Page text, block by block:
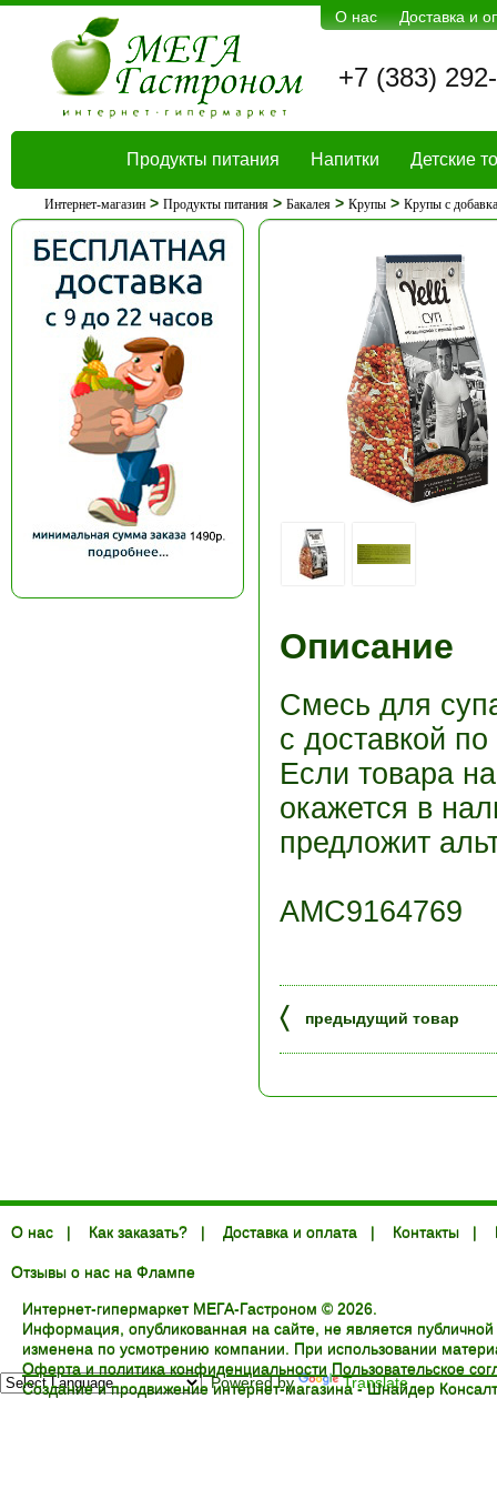
О нас Доставка и
+7 (383)
Продукты питания Напитки Детские
Интернет-магазин> Продукты питания> Бакалея> Крупы> Крупы с
Описание
Смесь для
с доставкой
Если товара
окажется в
предложит
АМС9164769
〈 предыдущий товар
О нас | Как заказать? | Доставка и оплата | Контакты |
Отзывы о нас на Флампе
Интернет-гипермаркет МЕГА-Гастроном © 2026.
Информация, опубликованная на сайте, не является
изменена по усмотрению компании. При использовании
Оферта и политика конфиденциальности Пользовательское
Создание и продвижение интернет-магазина -Шнайдер
Powered by Translate